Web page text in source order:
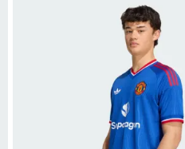
ほしいものリストに追加